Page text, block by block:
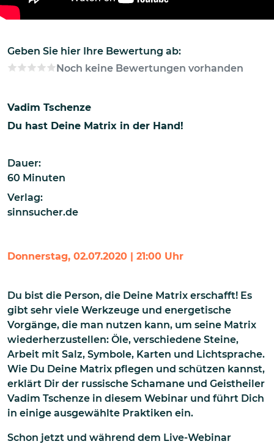
Geben Sie hier Ihre Bewertung ab:
Noch keine Bewertungen vorhanden
Vadim Tschenze
Du hast Deine Matrix in der Hand!
Dauer:
60 Minuten
Verlag:
sinnsucher.de
Donnerstag, 02.07.2020 | 21:00 Uhr
Du bist die Person, die Deine Matrix erschafft! Es
gibt sehr viele Werkzeuge und energetische
Vorgänge, die man nutzen kann, um seine Matrix
wiederherzustellen: Öle, verschiedene Steine,
Arbeit mit Salz, Symbole, Karten und Lichtsprache.
Wie Du Deine Matrix pflegen und schützen kannst,
erklärt Dir der russische Schamane und Geistheiler
Vadim Tschenze in diesem Webinar und führt Dich
in einige ausgewählte Praktiken ein.
Schon jetzt und während dem Live-Webinar